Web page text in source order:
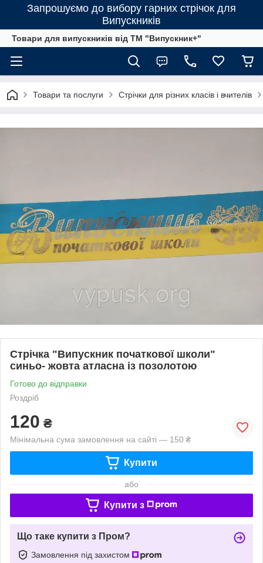
Запрошуємо до вибору гарних стрічок для
Випускників
Товари для випускників від ТМ "Випускник+"
Товари та послуги Стрічки для різних класів і вчителів
Стрічка "Випускник початкової школи"
синьо- жовта атласна із позолотою
Готово до відправки
Роздріб
120 ₴
Мінімальна сума замовлення на сайті — 150 ₴
Купити
або
Купити з
Що таке купити з Пром?
Замовлення під захистом